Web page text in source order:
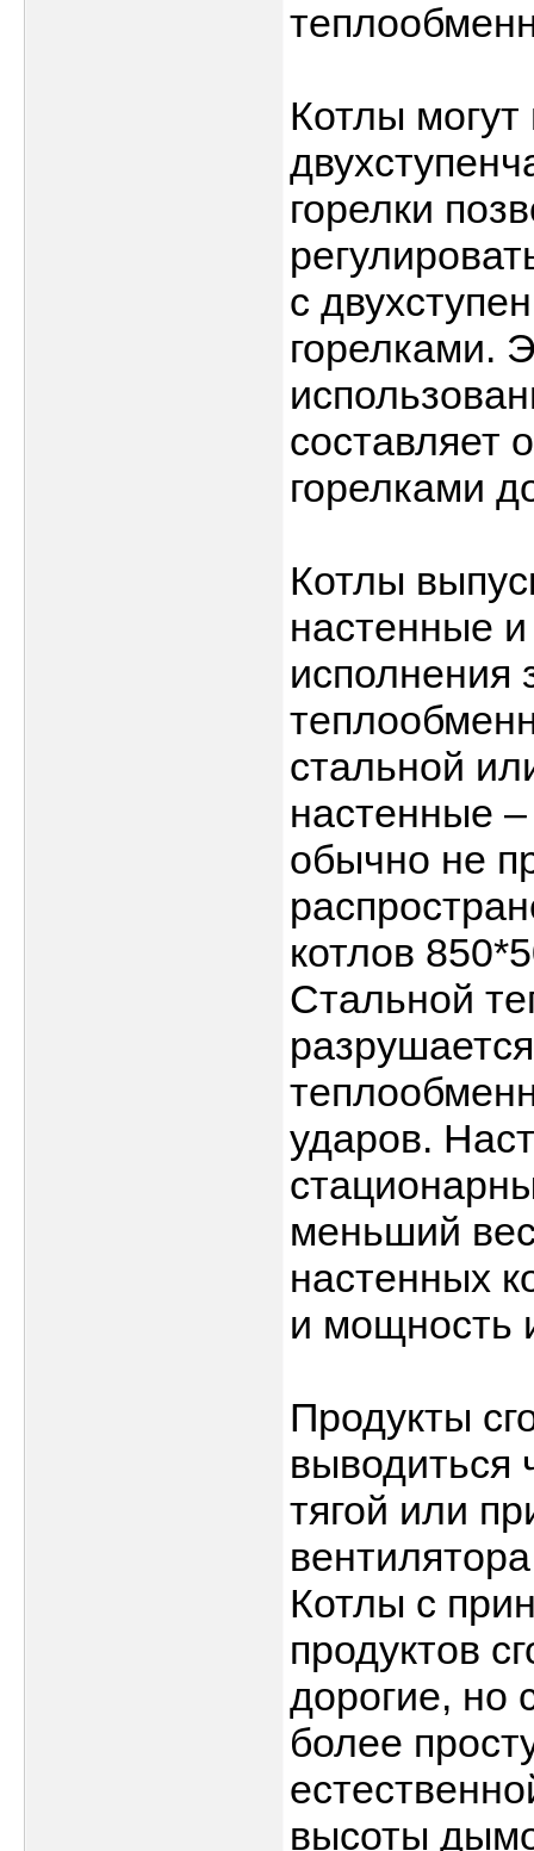
Котлы
горелки
с
горелками.
составляет
горелками
Котлы
настенные
исполнения
стальной
настенные
обычно не
котлов
Стальной
ударов.
меньший
настенных
и мощность
Продукты
выводиться
тягой или
Котлы с
продуктов
дорогие, но
более
высоты